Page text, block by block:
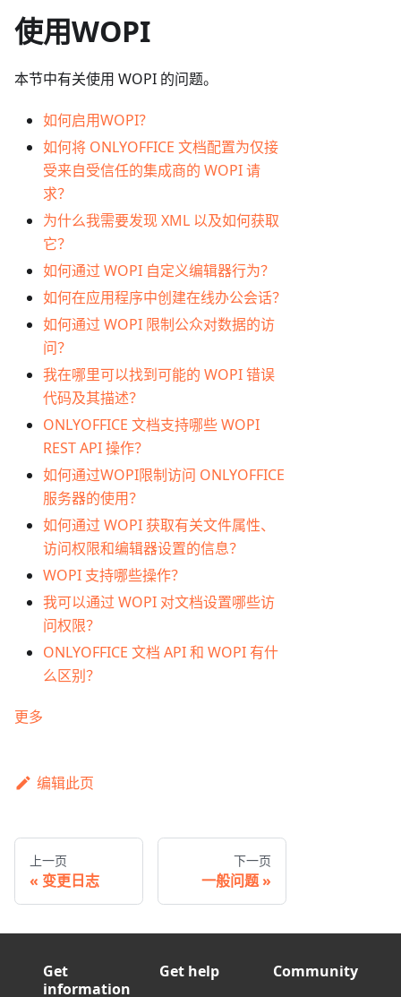
使用WOPI
本节中有关使用 WOPI 的问题。
如何启用WOPI？
如何将 ONLYOFFICE 文档配置为仅接
受来自受信任的集成商的 WOPI 请
求？
为什么我需要发现 XML 以及如何获取
它？
如何通过 WOPI 自定义编辑器行为？
如何在应用程序中创建在线办公会话？
如何通过 WOPI 限制公众对数据的访
问？
我在哪里可以找到可能的 WOPI 错误
代码及其描述？
ONLYOFFICE 文档支持哪些 WOPI
REST API 操作？
如何通过WOPI限制访问 ONLYOFFICE
服务器的使用？
如何通过 WOPI 获取有关文件属性、
访问权限和编辑器设置的信息？
WOPI 支持哪些操作？
我可以通过 WOPI 对文档设置哪些访
问权限？
ONLYOFFICE 文档 API 和 WOPI 有什
么区别？
更多
编辑此页
上一页
变更日志
下一页
一般问题
Get
information
Get help Community